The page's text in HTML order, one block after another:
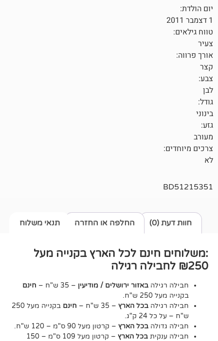
תנאי משלוח החלפה או החזרה
לכל הארץ בקנייה מעל
באזור ירושלים / מודיעין– 35 ש"ח –
חינם
בכל הארץ– 35 ש"ח – חינם
בקנייה מעל 250
בכל הארץ – קרטון מעל 90 ס"מ – 120 ש"ח.
בכל הארץ – קרטון מעל 109 ס"מ – 150